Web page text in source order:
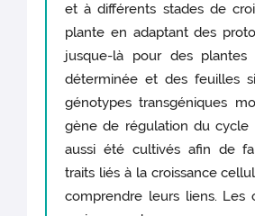
et à différents stades de
plante en adaptant des
jusque-là pour des plantes
déterminée et des feuilles
génotypes transgéniques
gène de régulation du cycle
aussi été cultivés afin de
traits liés à la croissance
comprendre leurs liens. Les